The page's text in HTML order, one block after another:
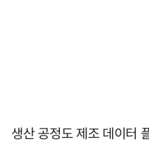
생산 공정도 제조 데이터